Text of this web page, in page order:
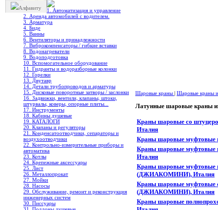
Алфавиту
1. Автоматизация и управление
2. Аренда автомобилей с водителем.
3. Арматура
4. Биде
5. Ванны
6. Вентиляторы и принадлежности
7. Виброкомпенсаторы / гибкие вставки
8. Водонагреватели
9. Водоподготовка
10. Вспомогательное оборудование
11. Гидранты и водоразборные колонки
12. Горелки
13. Двутавр
14. Детали трубопроводов и арматуры
15. Дисковые поворотные затворы / заслонки
16. Задвижки, вентили, клапаны, штоки,
штурвалы, коверы, опорные плиты...
17. Инструменты
18. Кабины душевые
19. КАТАЛОГИ
20. Клапаны и регуляторы
21. Конденсатоотводчики, сепараторы и
воздухоотводчики
22. Контрольно-измерительные приборы и
автоматика
23. Котлы
24. Крепежные аксессуары
25. Лист
26. Металлопрокат
27. Мойки
28. Насосы
29. Обслуживание, ремонт и реконструкция
инженерных систем
30. Писсуары
Шаровые краны | Шаровые краны
Латунные шаровые краны
Краны шаровые со
Италия
Краны шаровые
Краны шаровые муфтовые
Италия
Краны шаровые муфтовые
(ДЖИАКОМИНИ), Италия
Краны шаровые муфтовые
(ДЖИАКОМИНИ), Италия
Краны шаровые